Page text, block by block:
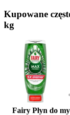
Kupowane
kg
Fairy Płyn do